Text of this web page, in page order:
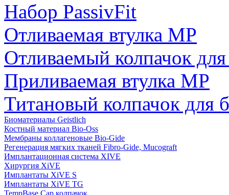
Набор PassivFit
Отливаемая втулка MP
Отливаемый колпачок
Приливаемая втулка MP
Титановый колпачок для
Биоматериалы Geistlich
Костный материал Bio-Oss
Мембраны коллагеновые Bio-Gide
Регенерация мягких тканей Fibro-Gide, Mucograft
Имплантационная система XIVE
Хирургия XiVE
Имплантаты XiVE S
Имплантаты XiVE TG